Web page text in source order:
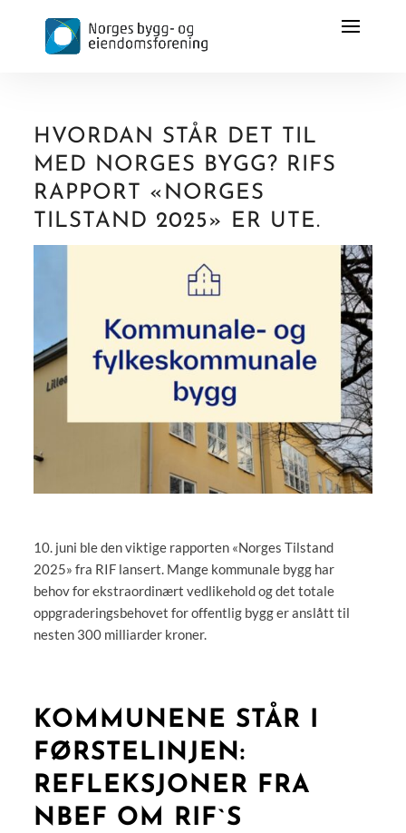
HVORDAN STÅR DET TIL
MED NORGES BYGG? RIFS
RAPPORT «NORGES
TILSTAND 2025» ER UTE.
10. juni ble den viktige rapporten «Norges Tilstand
2025» fra RIF lansert. Mange kommunale bygg har
behov for ekstraordinært vedlikehold og det totale
oppgraderingsbehovet for offentlig bygg er anslått til
nesten 300 milliarder kroner.
KOMMUNENE STÅR I
FØRSTELINJEN:
REFLEKSJONER FRA
NBEF OM RIF`S